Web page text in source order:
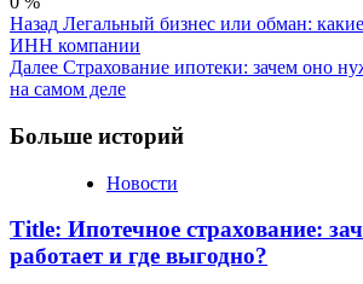
Post
Navigation
Назад Легальный бизнес или обман:
ИНН компании
Далее Страхование ипотеки: зачем оно
на самом деле
Больше историй
Новости
Title: Ипотечное страхование:
работает и где выгодно?